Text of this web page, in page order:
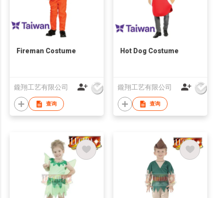
Fireman Costume
鑨翔工艺有限公司
查询
Hot Dog Costume
鑨翔工艺有限公司
查询